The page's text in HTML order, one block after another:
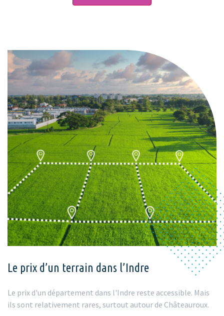
Le prix d’un terrain dans l’Indre
Le prix d'un département dans l'Indre reste accessible. Mais
ils sont relativement rares, surtout autour de Châteauroux.